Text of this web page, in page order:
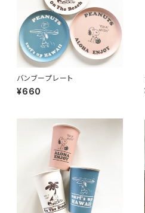
バンブープレート
¥660